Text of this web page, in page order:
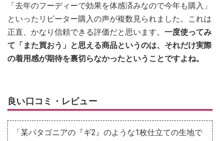
「去年のフーディーで効果を体感済みなので今年も購入」
といったリピーター購入の声が複数見られました。これは
正直、かなり信頼できる評価だと思います。 一度使ってみ
て「また買おう」と思える商品というのは、それだけ実際
の着用感が期待を裏切らなかったということですよね。
良い口コミ・レビュー
「某パタゴニアの『ギ2』のような1枚仕立ての生地で